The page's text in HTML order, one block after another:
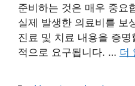
준비하는 것은 매우 중요
실제 발생한 의료비를 보
진료 및 치료 내용을 증
적으로 요구됩니다. … 더